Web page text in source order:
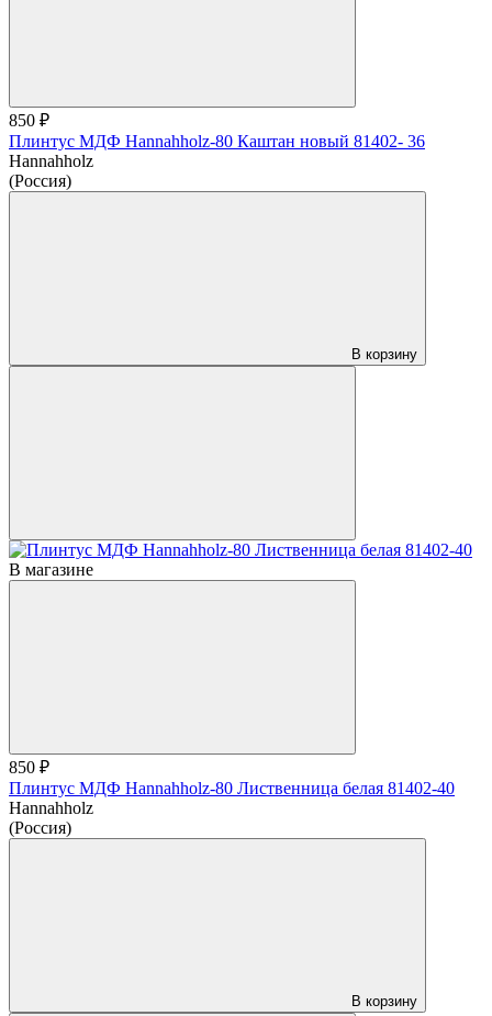
850 ₽
Плинтус МДФ Hannahholz-80 Каштан новый 81402- 36
Hannahholz
(Россия)
В корзину
В магазине
850 ₽
Плинтус МДФ Hannahholz-80 Лиственница белая 81402-40
Hannahholz
(Россия)
В корзину